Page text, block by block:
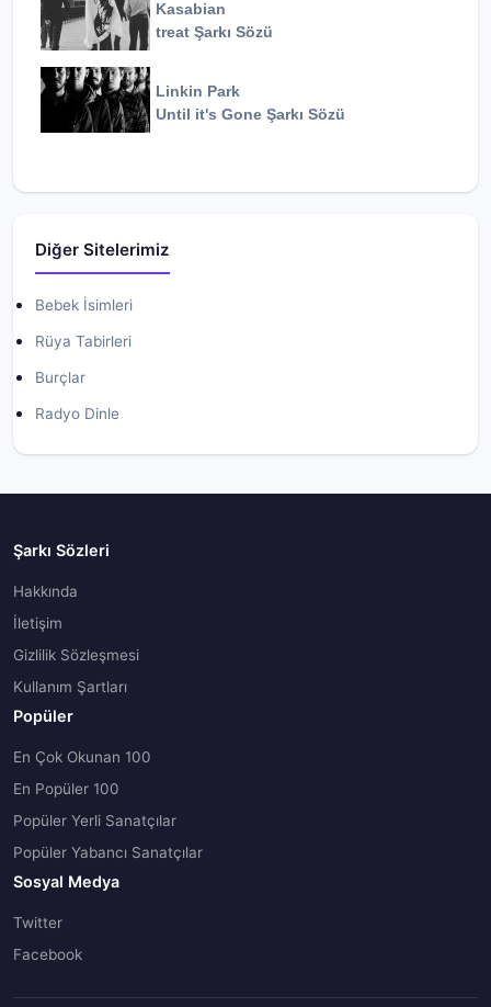
Kasabian
treat Şarkı Sözü
Linkin Park
Until it's Gone Şarkı Sözü
Diğer Sitelerimiz
Bebek İsimleri
Rüya Tabirleri
Burçlar
Radyo Dinle
Şarkı Sözleri
Hakkında
İletişim
Gizlilik Sözleşmesi
Kullanım Şartları
Popüler
En Çok Okunan 100
En Popüler 100
Popüler Yerli Sanatçılar
Popüler Yabancı Sanatçılar
Sosyal Medya
Twitter
Facebook